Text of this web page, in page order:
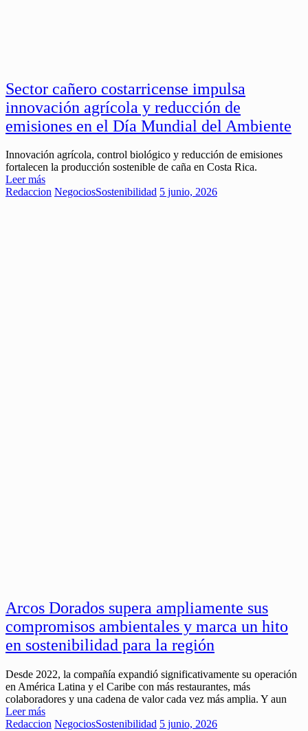
Sector cañero costarricense impulsa
innovación agrícola y reducción de
emisiones en el Día Mundial del Ambiente
Innovación agrícola, control biológico y reducción de emisiones
fortalecen la producción sostenible de caña en Costa Rica.
Leer más
Redaccion NegociosSostenibilidad 5 junio, 2026
Arcos Dorados supera ampliamente sus
compromisos ambientales y marca un hito
en sostenibilidad para la región
Desde 2022, la compañía expandió significativamente su operación
en América Latina y el Caribe con más restaurantes, más
colaboradores y una cadena de valor cada vez más amplia. Y aun
Leer más
Redaccion NegociosSostenibilidad 5 junio, 2026